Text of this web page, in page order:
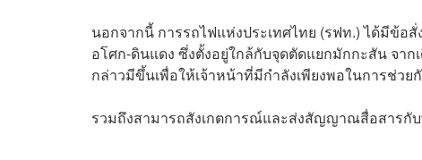
นอกจากนี้ การรถไฟแห่งประเทศไทย (รฟท.) ได้มีข้อ
อโศก-ดินแดง ซึ่งตั้งอยู่ใกล้กับจุดตัดแยกมักกะสัน จา
กล่าวมีขึ้นเพื่อให้เจ้าหน้าที่มีกำลังเพียงพอในการช่ว
รวมถึงสามารถสังเกตการณ์และส่งสัญญาณสื่อสารกั